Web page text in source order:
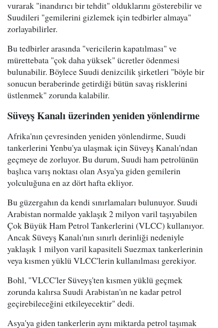
vurarak "inandırıcı bir tehdit" olduklarını gösterebilir ve
Suudileri "gemilerini gizlemek için tedbirler almaya"
zorlayabilirler.
Bu tedbirler arasında "vericilerin kapatılması" ve
mürettebata "çok daha yüksek" ücretler ödenmesi
bulunabilir. Böylece Suudi denizcilik şirketleri "böyle bir
sonucun beraberinde getirdiği bütün savaş risklerini
üstlenmek" zorunda kalabilir.
Süveyş Kanalı üzerinden yeniden yönlendirme
Afrika'nın çevresinden yeniden yönlendirme, Suudi
tankerlerini Yenbu'ya ulaşmak için Süveyş Kanalı'ndan
geçmeye de zorluyor. Bu durum, Suudi ham petrolünün
başlıca varış noktası olan Asya'ya giden gemilerin
yolculuğuna en az dört hafta ekliyor.
Bu güzergahın da kendi sınırlamaları bulunuyor. Suudi
Arabistan normalde yaklaşık 2 milyon varil taşıyabilen
Çok Büyük Ham Petrol Tankerlerini (VLCC) kullanıyor.
Ancak Süveyş Kanalı'nın sınırlı derinliği nedeniyle
yaklaşık 1 milyon varil kapasiteli Suezmax tankerlerinin
veya kısmen yüklü VLCC'lerin kullanılması gerekiyor.
Bohl, "VLCC'ler Süveyş'ten kısmen yüklü geçmek
zorunda kalırsa Suudi Arabistan'ın ne kadar petrol
geçirebileceğini etkileyecektir" dedi.
Asya'ya giden tankerlerin aynı miktarda petrol taşımak